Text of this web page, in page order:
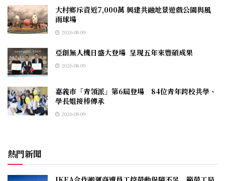
大村鄉斥資近7,000萬 興建共融地景遊戲公園與風
雨球場
2026-08-09
亞創無人機日盛大登場 呈現五年來豐碩成果
2026-08-09
嘉義市「青領派」第6屆登場 84位青年跨校共學、
學長姐接棒傳承
2026-08-09
熱門新聞